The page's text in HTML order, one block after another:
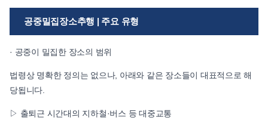
공중밀집장소추행 | 주요 유형
· 공중이 밀집한 장소의 범위
법령상 명확한 정의는 없으나, 아래와 같은 장소들이 대표적으로 해
당됩니다.
▷ 출퇴근 시간대의 지하철·버스 등 대중교통